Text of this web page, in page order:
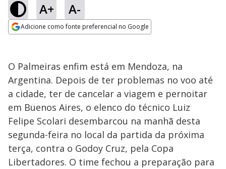
A+ A-
Adicione como fonte preferencial no Google
O Palmeiras enfim está em Mendoza, na
Argentina. Depois de ter problemas no voo até
a cidade, ter de cancelar a viagem e pernoitar
em Buenos Aires, o elenco do técnico Luiz
Felipe Scolari desembarcou na manhã desta
segunda-feira no local da partida da próxima
terça, contra o Godoy Cruz, pela Copa
Libertadores. O time fechou a preparação para